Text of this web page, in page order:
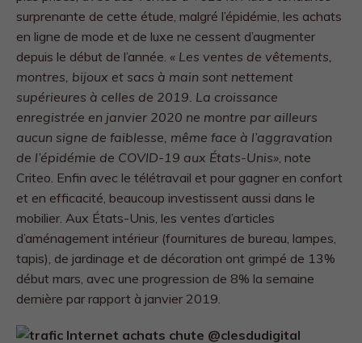
surprenante de cette étude, malgré l’épidémie, les achats
en ligne de mode et de luxe ne cessent d’augmenter
depuis le début de l’année. « Les ventes de vêtements,
montres, bijoux et sacs à main sont nettement
supérieures à celles de 2019. La croissance
enregistrée en janvier 2020 ne montre par ailleurs
aucun signe de faiblesse, même face à l’aggravation
de l’épidémie de COVID-19 aux États-Unis», note
Criteo. Enfin avec le télétravail et pour gagner en confort
et en efficacité, beaucoup investissent aussi dans le
mobilier. Aux États-Unis, les ventes d’articles
d’aménagement intérieur (fournitures de bureau, lampes,
tapis), de jardinage et de décoration ont grimpé de 13%
début mars, avec une progression de 8% la semaine
dernière par rapport à janvier 2019.